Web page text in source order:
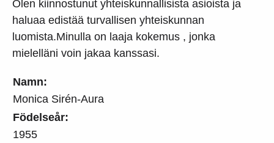
Namn:
Monica Sirén-Aura
Födelseår:
1955
Olen kiinnostunut yhteiskunnallisista asioista ja
haluaa edistää turvallisen yhteiskunnan
luomista.Minulla on laaja kokemus , jonka
mielelläni voin jakaa kanssasi.